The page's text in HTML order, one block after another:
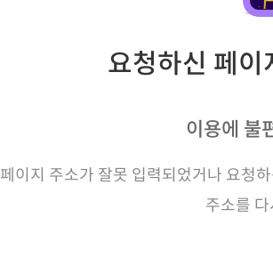
요청하신 페
이용에 불
페이지 주소가 잘못 입력되었거나 요청
주소를